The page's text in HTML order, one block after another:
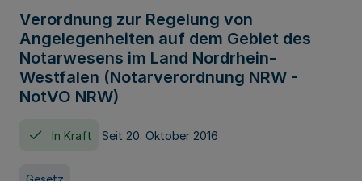
Verordnung zur Regelung von
Angelegenheiten auf dem Gebiet des
Notarwesens im Land Nordrhein-
Westfalen (Notarverordnung NRW -
NotVO NRW)
In Kraft Seit 20. Oktober 2016